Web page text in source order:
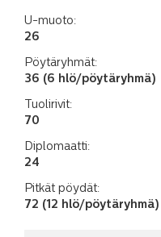
U-muoto:
26
Pöytäryhmät:
36 (6 hlö/pöytäryhmä)
Tuolirivit:
70
Diplomaatti:
24
Pitkät pöydät:
72 (12 hlö/pöytäryhmä)